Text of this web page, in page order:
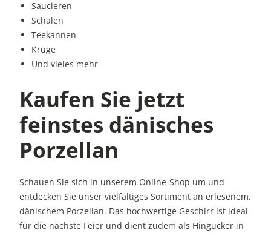
Saucieren
Schalen
Teekannen
Krüge
Und vieles mehr
Kaufen Sie jetzt
feinstes dänisches
Porzellan
Schauen Sie sich in unserem Online-Shop um und
entdecken Sie unser vielfältiges Sortiment an erlesenem,
dänischem Porzellan. Das hochwertige Geschirr ist ideal
für die nächste Feier und dient zudem als Hingucker in